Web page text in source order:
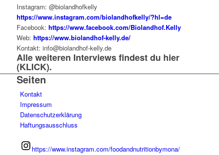
Instagram: @biolandhofkelly
https://www.instagram.com/biolandhofkelly/?hl=de
Facebook: https://www.facebook.com/Biolandhof.Kelly
Web: https://www.biolandhof-kelly.de/
Kontakt: info@biolandhof-kelly.de
Alle weiteren Interviews findest du hier
(KLICK).
Seiten
Kontakt
Impressum
Datenschutzerklärung
Haftungsausschluss
https://www.instagram.com/foodandnutritionbymona/